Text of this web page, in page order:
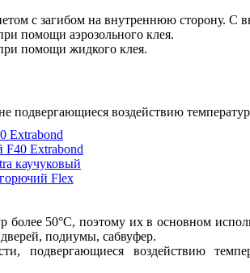
с загибом на внутреннюю сторону.
помощи аэрозольного клея.
помощи жидкого клея.
подвергающиеся воздействию
Extrabond
F40 Extrabond
каучуковый
Flex
более 50°С, поэтому их в основном
подиумы, сабвуфер.
подвергающиеся воздействию